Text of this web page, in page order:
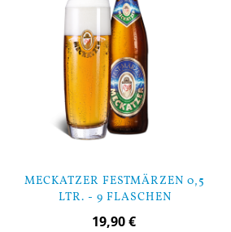
MECKATZER FESTMÄRZEN 0,5
LTR. - 9 FLASCHEN
19,90 €